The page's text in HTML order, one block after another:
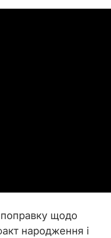
щодо
народження і